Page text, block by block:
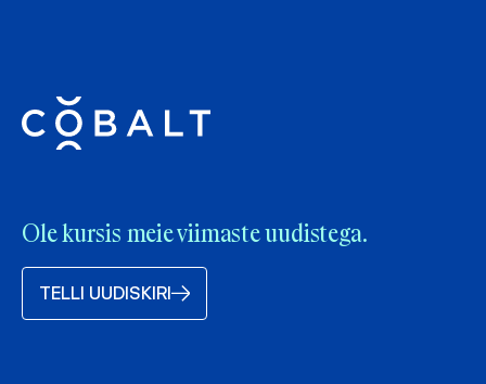
Ole kursis meie viimaste uudistega.
TELLI UUDISKIRI